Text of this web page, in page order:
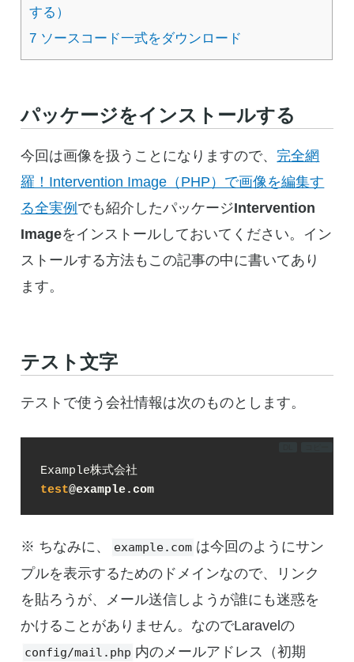
する）
7 ソースコード一式をダウンロード
パッケージをインストールする
今回は画像を扱うことになりますので、 完全網
羅！Intervention Image（PHP）で画像を編集す
る全実例 でも紹介したパッケージIntervention
Imageをインストールしておいてください。イン
ストールする方法もこの記事の中に書いてあり
ます。
テスト文字
テストで使う会社情報は次のものとします。
test@example.com
※ ちなみに、 example.com は今回のようにサン
プルを表示するためのドメインなので、リンク
を貼ろうが、メール送信しようが誰にも迷惑を
かけることがありません。なのでLaravelの
config/mail.php 内のメールアドレス（初期